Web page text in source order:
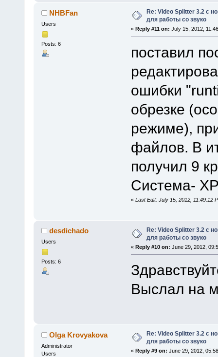
NHBFan
Users
Posts: 6
Re: Video Splitter 3.2 c
для работы со звуко
« Reply #11 on: July 15, 2012,
поставил
ошибки
обрезке
режиме),
файлов. В
получил 9
Система-
« Last Edit: July 15, 2012, 11:49:12
desdichado
Users
Posts: 6
Re: Video Splitter 3.2 c
для работы со звуко
« Reply #10 on: June 29, 2012,
Выслал на
Olga Krovyakova
Administrator
Users
Re: Video Splitter 3.2 c
для работы со звуко
« Reply #9 on: June 29, 2012,